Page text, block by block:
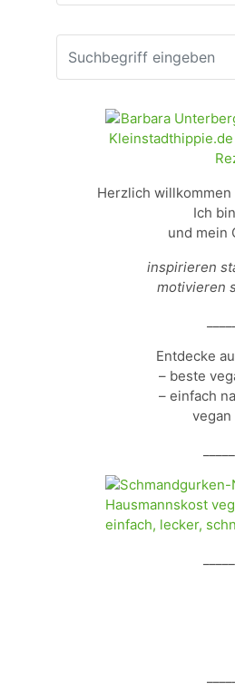
Herzlich
Ich
und mein
inspirieren
motivieren
Entdecke
– beste
– einfach
vegan